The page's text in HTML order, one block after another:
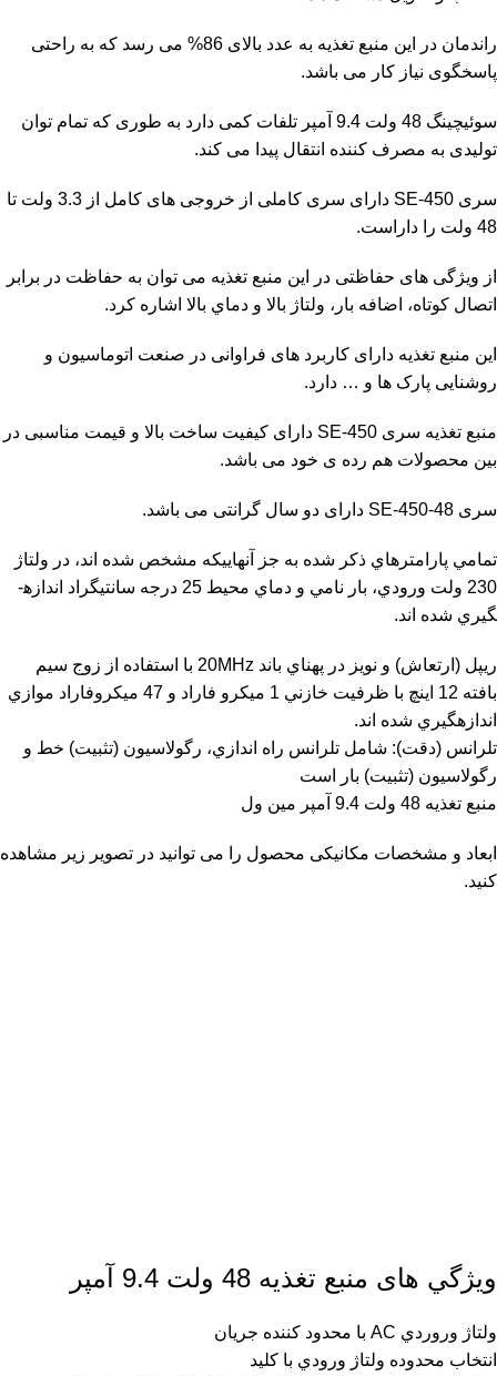
راندمان در این منبع تغذیه به عدد بالای 86% می رسد که به راحتی
پاسخگوی نیاز کار می باشد.
سوئیچینگ 48 ولت 9.4 آمپر تلفات کمی دارد به طوری که تمام توان
تولیدی به مصرف کننده انتقال پیدا می کند.
سری SE-450 دارای سری کاملی از خروجی های کامل از 3.3 ولت تا
48 ولت را داراست.
از ویژگی های حفاظتی در این منبع تغذیه می توان به حفاظت در برابر
اتصال كوتاه، اضافه بار، ولتاژ بالا و دماي بالا اشاره کرد.
این منبع تغذیه دارای کاربرد های فراوانی در صنعت اتوماسیون و
روشنایی پارک ها و … دارد.
منبع تغذیه سری SE-450 دارای کیفیت ساخت بالا و قیمت مناسبی در
بین محصولات هم رده ی خود می باشد.
سری SE-450-48 دارای دو سال گرانتی می باشد.
تمامي پارامترهاي ذكر شده به جز آنهايي­كه مشخص شده اند، در ولتاژ
230 ولت ورودي، بار نامي و دماي محيط 25 درجه سانتيگراد اندازه­
گيري شده اند.
ريپل (ارتعاش) و نويز در پهناي باند 20MHz با استفاده از زوج سيم
بافته 12 اينچ با ظرفيت خازني 1 ميكرو فاراد و 47 ميكروفاراد موازي
اندازه­گيري شده اند.
تلرانس (دقت): شامل تلرانس راه اندازي، رگولاسيون (تثبيت) خط و
رگولاسيون (تثبيت) بار است
منبع تغذیه 48 ولت 9.4 آمپر مین ول
ابعاد و مشخصات مکانیکی محصول را می توانید در تصویر زیر مشاهده
کنید.
ويژگي­ های منبع تغذیه 48 ولت 9.4 آمپر
ولتاژ وروردي AC با محدود كننده جريان
انتخاب محدوده ولتاژ ورودي با كليد